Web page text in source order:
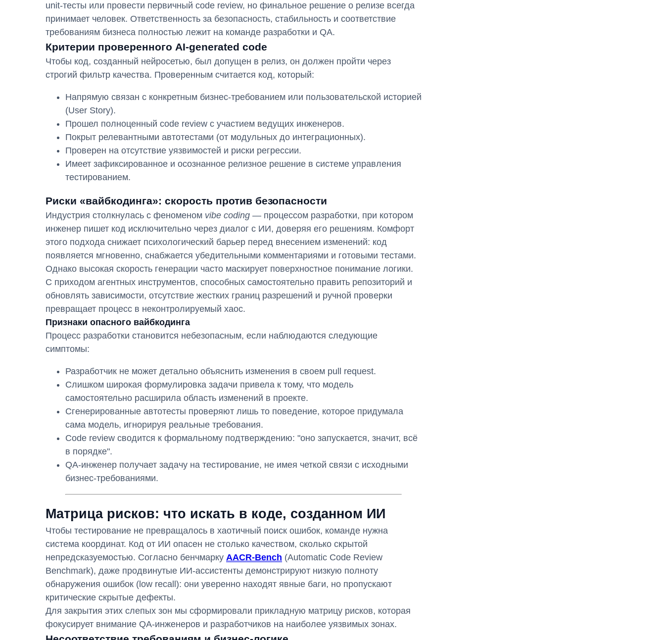
unit-тесты или провести первичный code review, но финальное решение о релизе всегда
принимает человек. Ответственность за безопасность, стабильность и соответствие
требованиям бизнеса полностью лежит на команде разработки и QA.
Критерии проверенного AI-generated code
Чтобы код, созданный нейросетью, был допущен в релиз, он должен пройти через
строгий фильтр качества. Проверенным считается код, который:
Напрямую связан с конкретным бизнес-требованием или пользовательской историей
(User Story).
Прошел полноценный code review с участием ведущих инженеров.
Покрыт релевантными автотестами (от модульных до интеграционных).
Проверен на отсутствие уязвимостей и риски регрессии.
Имеет зафиксированное и осознанное релизное решение в системе управления
тестированием.
Риски «вайбкодинга»: скорость против безопасности
Индустрия столкнулась с феноменом vibe coding — процессом разработки, при котором
инженер пишет код исключительно через диалог с ИИ, доверяя его решениям. Комфорт
этого подхода снижает психологический барьер перед внесением изменений: код
появляется мгновенно, снабжается убедительными комментариями и готовыми тестами.
Однако высокая скорость генерации часто маскирует поверхностное понимание логики.
С приходом агентных инструментов, способных самостоятельно править репозиторий и
обновлять зависимости, отсутствие жестких границ разрешений и ручной проверки
превращает процесс в неконтролируемый хаос.
Признаки опасного вайбкодинга
Процесс разработки становится небезопасным, если наблюдаются следующие
симптомы:
Разработчик не может детально объяснить изменения в своем pull request.
Слишком широкая формулировка задачи привела к тому, что модель
самостоятельно расширила область изменений в проекте.
Сгенерированные автотесты проверяют лишь то поведение, которое придумала
сама модель, игнорируя реальные требования.
Code review сводится к формальному подтверждению: "оно запускается, значит, всё
в порядке".
QA-инженер получает задачу на тестирование, не имея четкой связи с исходными
бизнес-требованиями.
Матрица рисков: что искать в коде, созданном ИИ
Чтобы тестирование не превращалось в хаотичный поиск ошибок, команде нужна
система координат. Код от ИИ опасен не столько качеством, сколько скрытой
непредсказуемостью. Согласно бенчмарку AACR-Bench (Automatic Code Review
Benchmark), даже продвинутые ИИ-ассистенты демонстрируют низкую полноту
обнаружения ошибок (low recall): они уверенно находят явные баги, но пропускают
критические скрытые дефекты.
Для закрытия этих слепых зон мы сформировали прикладную матрицу рисков, которая
фокусирует внимание QA-инженеров и разработчиков на наиболее уязвимых зонах.